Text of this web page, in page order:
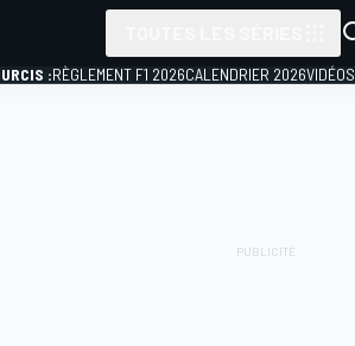
:RÈGLEMENT F1 2026CALENDRIER 2026VIDÉOS